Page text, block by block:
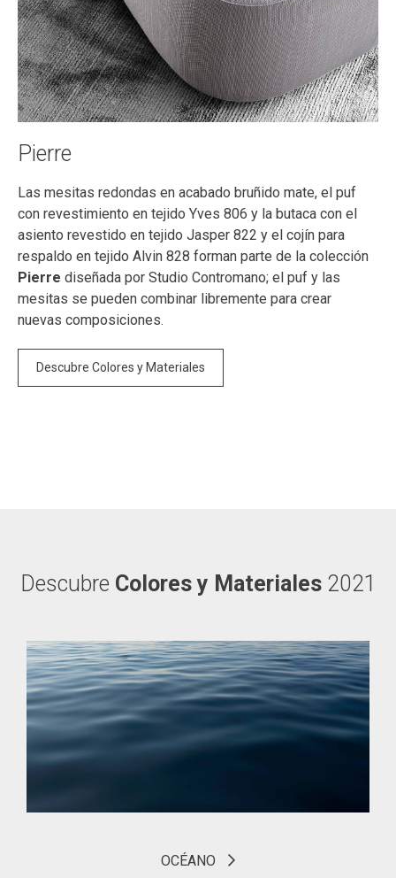
Pierre
Las mesitas redondas en acabado bruñido mate, el puf
con revestimiento en tejido Yves 806 y la butaca con el
asiento revestido en tejido Jasper 822 y el cojín para
respaldo en tejido Alvin 828 forman parte de la colección
Pierre diseñada por Studio Contromano; el puf y las
mesitas se pueden combinar libremente para crear
nuevas composiciones.
Descubre Colores y Materiales
Descubre Colores y Materiales2021
OCÉANO